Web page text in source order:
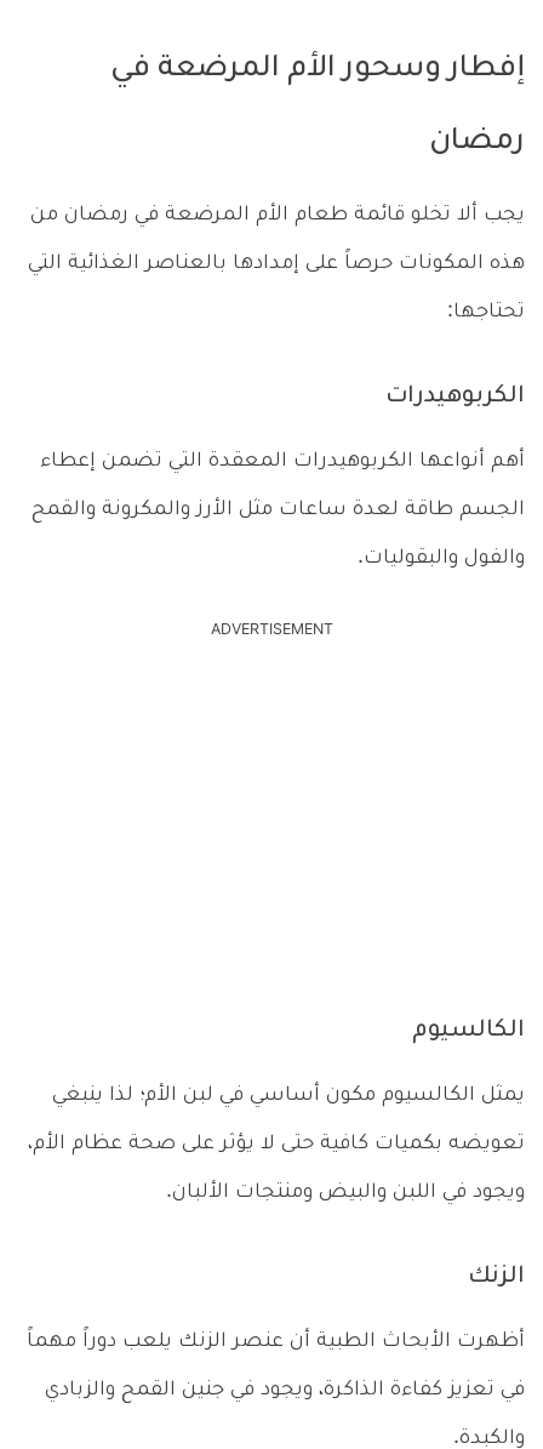
إفطار وسحور الأم المرضعة في
رمضان
يجب ألا تخلو قائمة طعام الأم المرضعة في رمضان من
هذه المكونات حرصاً على إمدادها بالعناصر الغذائية التي
تحتاجها:
الكربوهيدرات
أهم أنواعها الكربوهيدرات المعقدة التي تضمن إعطاء
الجسم طاقة لعدة ساعات مثل الأرز والمكرونة والقمح
والفول والبقوليات.
ADVERTISEMENT
الكالسيوم
يمثل الكالسيوم مكون أساسي في لبن الأم؛ لذا ينبغي
تعويضه بكميات كافية حتى لا يؤثر على صحة عظام الأم،
ويجود في اللبن والبيض ومنتجات الألبان.
الزنك
أظهرت الأبحاث الطبية أن عنصر الزنك يلعب دوراً مهماً
في تعزيز كفاءة الذاكرة، ويجود في جنين القمح والزبادي
والكبدة.